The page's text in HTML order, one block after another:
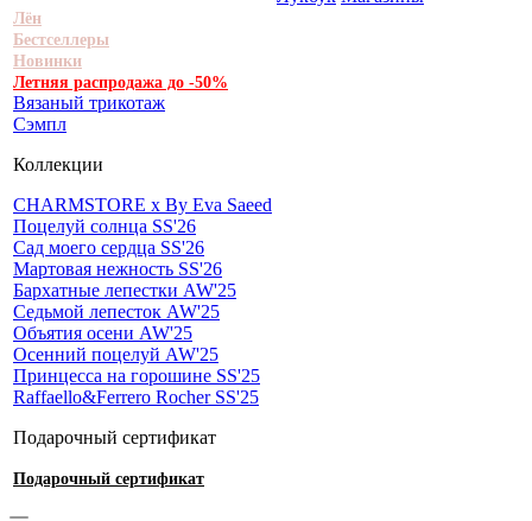
Лён
Бестселлеры
Новинки
Летняя распродажа до -50%
Вязаный трикотаж
Сэмпл
Коллекции
CHARMSTORE х By Eva Saeed
Поцелуй солнца SS'26
Сад моего сердца SS'26
Мартовая нежность SS'26
Бархатные лепестки AW'25
Седьмой лепесток AW'25
Объятия осени AW'25
Осенний поцелуй AW'25
Принцесса на горошине SS'25
Raffaello&Ferrero Rocher SS'25
Подарочный сертификат
Подарочный сертификат